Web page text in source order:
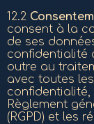
12.2
consent à la
de ses
confidentialité
outre au
avec toutes
confidentialité,
Règlement
(RGPD) et les